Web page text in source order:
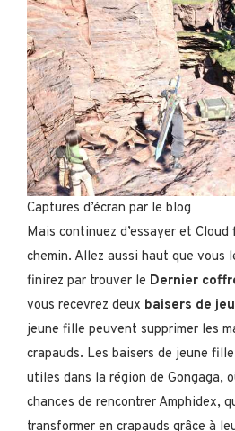
Captures d’écran par le blog
Mais continuez d’essayer et
chemin. Allez aussi haut que vous
finirez par trouver le Dernier
vous recevrez deux baisers de
jeune fille peuvent supprimer les
crapauds. Les baisers de jeune
utiles dans la région de Gongaga,
chances de rencontrer Amphidex,
transformer en crapauds grâce à